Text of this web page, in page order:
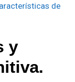
de
y